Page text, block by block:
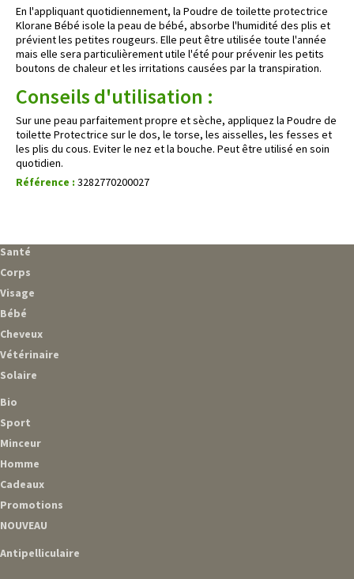
En l'appliquant quotidiennement, la Poudre de toilette protectrice
Klorane Bébé isole la peau de bébé, absorbe l'humidité des plis et
prévient les petites rougeurs. Elle peut être utilisée toute l'année
mais elle sera particulièrement utile l'été pour prévenir les petits
boutons de chaleur et les irritations causées par la transpiration.
Conseils d'utilisation :
Sur une peau parfaitement propre et sèche, appliquez la Poudre de
toilette Protectrice sur le dos, le torse, les aisselles, les fesses et
les plis du cous. Eviter le nez et la bouche. Peut être utilisé en soin
quotidien.
Référence : 3282770200027
Santé
Corps
Visage
Bébé
Cheveux
Vétérinaire
Solaire
Bio
Sport
Minceur
Homme
Cadeaux
Promotions
NOUVEAU
Antipelliculaire